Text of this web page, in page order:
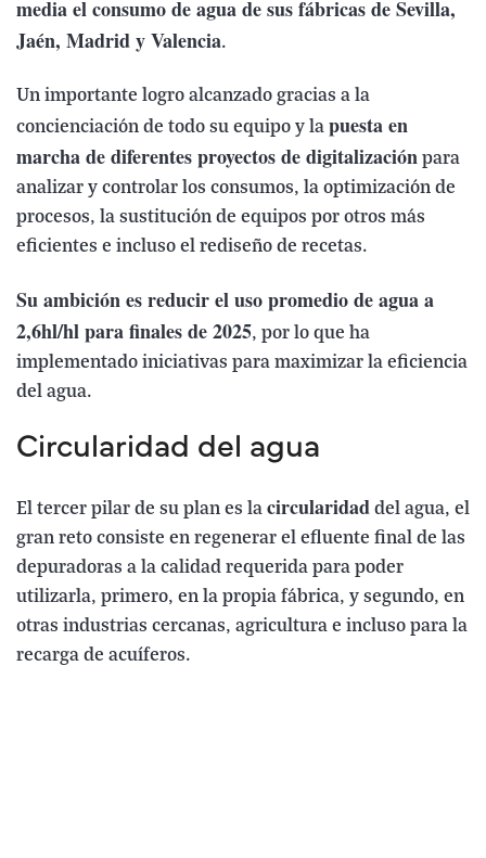
media el consumo de agua de sus fábricas de Sevilla,
Jaén, Madrid y Valencia.
Un importante logro alcanzado gracias a la
concienciación de todo su equipo y la puesta en
marcha de diferentes proyectos de digitalización para
analizar y controlar los consumos, la optimización de
procesos, la sustitución de equipos por otros más
eficientes e incluso el rediseño de recetas.
Su ambición es reducir el uso promedio de agua a
2,6hl/hl para finales de 2025, por lo que ha
implementado iniciativas para maximizar la eficiencia
del agua.
Circularidad del agua
El tercer pilar de su plan es la circularidad del agua, el
gran reto consiste en regenerar el efluente final de las
depuradoras a la calidad requerida para poder
utilizarla, primero, en la propia fábrica, y segundo, en
otras industrias cercanas, agricultura e incluso para la
recarga de acuíferos.